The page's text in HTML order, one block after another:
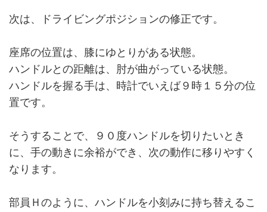
次は、ドライビングポジションの修正です。
座席の位置は、膝にゆとりがある状態。
ハンドルとの距離は、肘が曲がっている状態。
ハンドルを握る手は、時計でいえば９時１５分の位
置です。
そうすることで、９０度ハンドルを切りたいとき
に、手の動きに余裕ができ、次の動作に移りやすく
なります。
部員Ｈのように、ハンドルを小刻みに持ち替えるこ